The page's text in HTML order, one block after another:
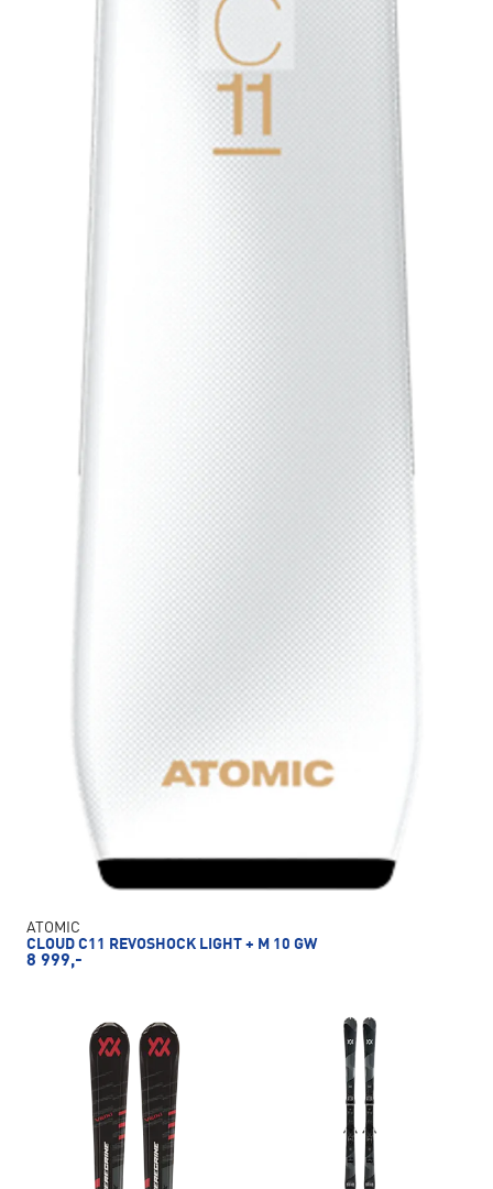
ATOMIC
CLOUD C11 REVOSHOCK LIGHT + M 10 GW
8 999,-